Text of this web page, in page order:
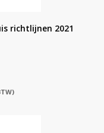
richtlijnen 2021